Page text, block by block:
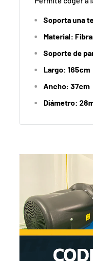
Soporta una
Material:
Soporte de
Largo: 165cm
Ancho: 37cm
Diámetro: